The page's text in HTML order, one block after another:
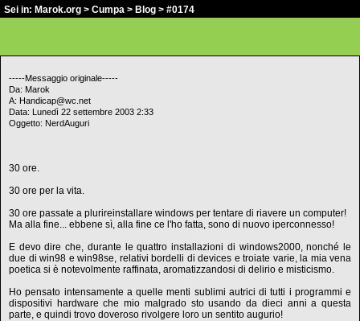
Sei in: Marok.org > Cumpa > Blog > #0174
-----Messaggio originale-----
Da: Marok
A: Handicap@wc.net
Data: Lunedì 22 settembre 2003 2:33
Oggetto: NerdAuguri
30 ore.
30 ore per la vita.
30 ore passate a plurireinstallare windows per tentare di riavere un computer!
Ma alla fine... ebbene sì, alla fine ce l'ho fatta, sono di nuovo iperconnesso!
E devo dire che, durante le quattro installazioni di windows2000, nonché le
due di win98 e win98se, relativi bordelli di devices e troiate varie, la mia vena
poetica si è notevolmente raffinata, aromatizzandosi di delirio e misticismo.
Ho pensato intensamente a quelle menti sublimi autrici di tutti i programmi e
dispositivi hardware che mio malgrado sto usando da dieci anni a questa
parte, e quindi trovo doveroso rivolgere loro un sentito augurio!